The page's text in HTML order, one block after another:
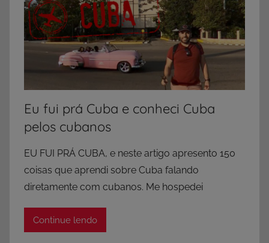
Eu fui prá Cuba e conheci Cuba
pelos cubanos
EU FUI PRÁ CUBA, e neste artigo apresento 150
coisas que aprendi sobre Cuba falando
diretamente com cubanos. Me hospedei
Continue lendo